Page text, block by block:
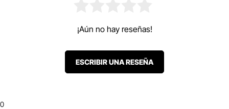
¡Aún no hay reseñas!
ESCRIBIR UNA RESEÑA
0